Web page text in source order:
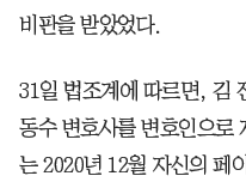
비판을 받았었다.
31일 법조계에 따르면, 김
동수 변호사를 변호인으로
는 2020년 12월 자신의 페